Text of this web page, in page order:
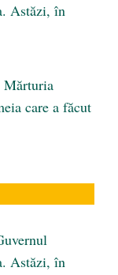
Astăzi, în
Mărturia
care a făcut
Astăzi, în